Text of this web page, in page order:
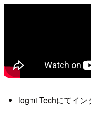
logmi Techにてイ